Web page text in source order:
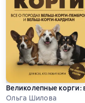
Великолепные
Ольга Шилова